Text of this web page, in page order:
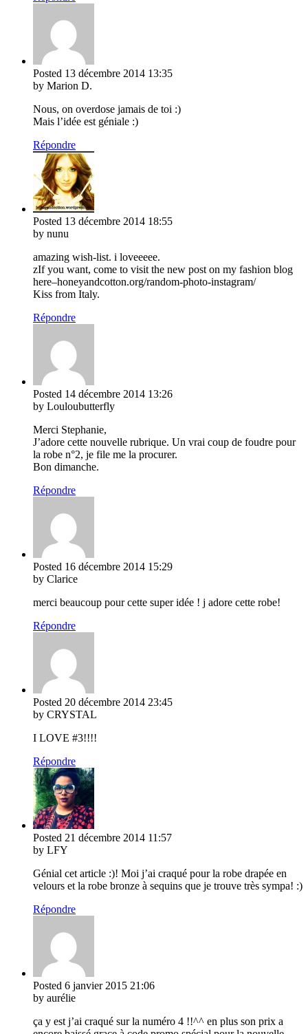
Posted 13 décembre 2014 13:35
by Marion D.
Nous, on overdose jamais de toi :)
Mais l’idée est géniale :)
Répondre
Posted 13 décembre 2014 18:55
by nunu
amazing wish-list. i loveeeee.
zIf you want, come to visit the new post on my fashion blog
here–honeyandcotton.org/random-photo-instagram/
Kiss from Italy.
Répondre
Posted 14 décembre 2014 13:26
by Louloubutterfly
Merci Stephanie,
J’adore cette nouvelle rubrique. Un vrai coup de foudre pour
la robe n°2, je file me la procurer.
Bon dimanche.
Répondre
Posted 16 décembre 2014 15:29
by Clarice
merci beaucoup pour cette super idée ! j adore cette robe!
Répondre
Posted 20 décembre 2014 23:45
by CRYSTAL
I LOVE #3!!!!
Répondre
Posted 21 décembre 2014 11:57
by LFY
Génial cet article :)! Moi j’ai craqué pour la robe drapée en
velours et la robe bronze à sequins que je trouve très sympa! :)
Répondre
Posted 6 janvier 2015 21:06
by aurélie
ça y est j’ai craqué sur la numéro 4 !!^^ en plus son prix a